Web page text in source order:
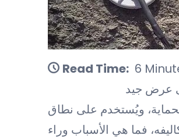
Read Time: 6
عرض جيد
ويُستخدم على نطاق
فما هي الأسباب وراء